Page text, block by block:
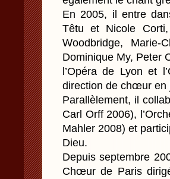
En 2005, il entre
Têtu et Nicole
Woodbridge, Marie-
Dominique My, Peter
l’Opéra de Lyon et
direction de chœur en
Parallèlement, il
Carl Orff 2006),
Mahler 2008) et
Dieu.
Depuis septembre
Chœur de Paris